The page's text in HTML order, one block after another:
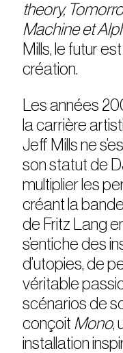
theory,
Machine et
Mills, le futur
création.
Les années
la carrière
Jeff Mills ne
son statut de
multiplier les
créant la
de Fritz Lang
s’entiche des
d’utopies, de
véritable
scénarios de
conçoit Mono,
installation